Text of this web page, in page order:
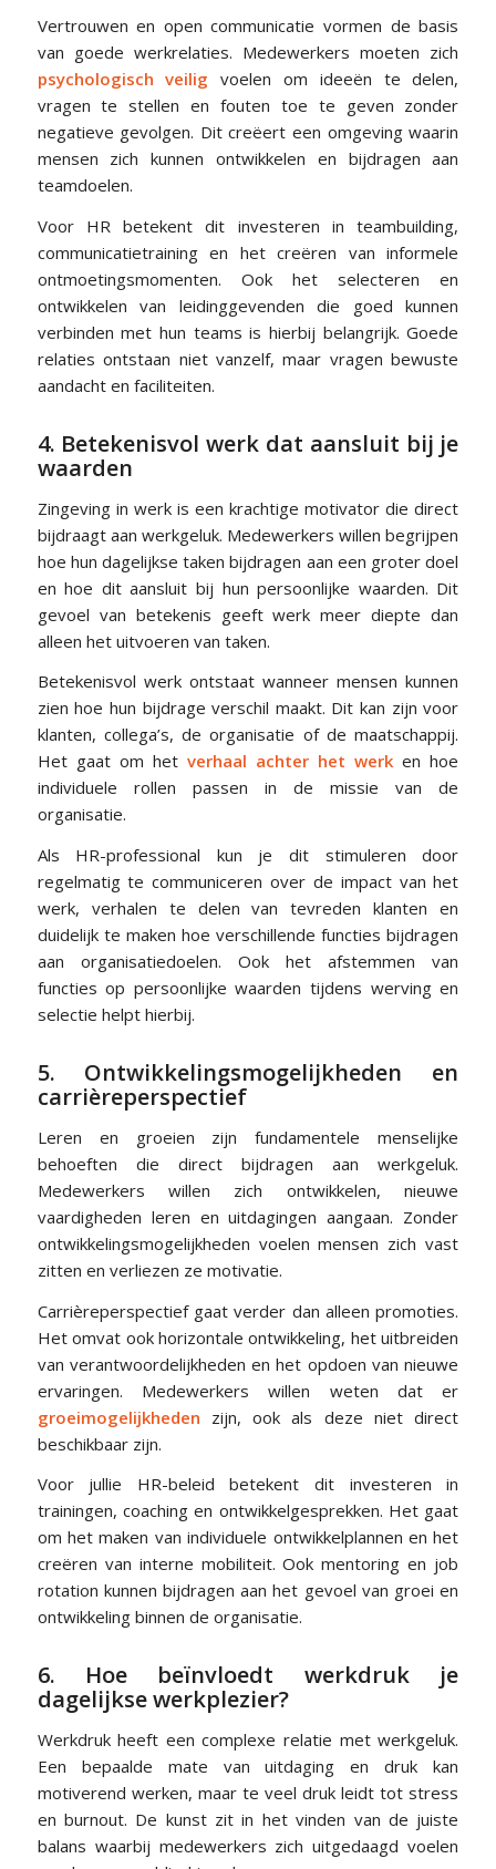
Vertrouwen en open communicatie vormen de basis
van goede werkrelaties. Medewerkers moeten zich
psychologisch veilig voelen om ideeën te delen,
vragen te stellen en fouten toe te geven zonder
negatieve gevolgen. Dit creëert een omgeving waarin
mensen zich kunnen ontwikkelen en bijdragen aan
teamdoelen.
Voor HR betekent dit investeren in teambuilding,
communicatietraining en het creëren van informele
ontmoetingsmomenten. Ook het selecteren en
ontwikkelen van leidinggevenden die goed kunnen
verbinden met hun teams is hierbij belangrijk. Goede
relaties ontstaan niet vanzelf, maar vragen bewuste
aandacht en faciliteiten.
4. Betekenisvol werk dat aansluit bij je
waarden
Zingeving in werk is een krachtige motivator die direct
bijdraagt aan werkgeluk. Medewerkers willen begrijpen
hoe hun dagelijkse taken bijdragen aan een groter doel
en hoe dit aansluit bij hun persoonlijke waarden. Dit
gevoel van betekenis geeft werk meer diepte dan
alleen het uitvoeren van taken.
Betekenisvol werk ontstaat wanneer mensen kunnen
zien hoe hun bijdrage verschil maakt. Dit kan zijn voor
klanten, collega’s, de organisatie of de maatschappij.
Het gaat om het verhaal achter het werk en hoe
individuele rollen passen in de missie van de
organisatie.
Als HR-professional kun je dit stimuleren door
regelmatig te communiceren over de impact van het
werk, verhalen te delen van tevreden klanten en
duidelijk te maken hoe verschillende functies bijdragen
aan organisatiedoelen. Ook het afstemmen van
functies op persoonlijke waarden tijdens werving en
selectie helpt hierbij.
5. Ontwikkelingsmogelijkheden en
carrièreperspectief
Leren en groeien zijn fundamentele menselijke
behoeften die direct bijdragen aan werkgeluk.
Medewerkers willen zich ontwikkelen, nieuwe
vaardigheden leren en uitdagingen aangaan. Zonder
ontwikkelingsmogelijkheden voelen mensen zich vast
zitten en verliezen ze motivatie.
Carrièreperspectief gaat verder dan alleen promoties.
Het omvat ook horizontale ontwikkeling, het uitbreiden
van verantwoordelijkheden en het opdoen van nieuwe
ervaringen. Medewerkers willen weten dat er
groeimogelijkheden zijn, ook als deze niet direct
beschikbaar zijn.
Voor jullie HR-beleid betekent dit investeren in
trainingen, coaching en ontwikkelgesprekken. Het gaat
om het maken van individuele ontwikkelplannen en het
creëren van interne mobiliteit. Ook mentoring en job
rotation kunnen bijdragen aan het gevoel van groei en
ontwikkeling binnen de organisatie.
6. Hoe beïnvloedt werkdruk je
dagelijkse werkplezier?
Werkdruk heeft een complexe relatie met werkgeluk.
Een bepaalde mate van uitdaging en druk kan
motiverend werken, maar te veel druk leidt tot stress
en burnout. De kunst zit in het vinden van de juiste
balans waarbij medewerkers zich uitgedaagd voelen